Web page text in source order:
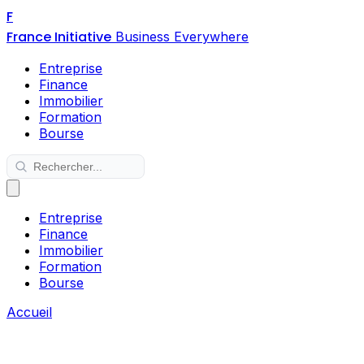
F
France Initiative Business Everywhere
Entreprise
Finance
Immobilier
Formation
Bourse
Entreprise
Finance
Immobilier
Formation
Bourse
Accueil